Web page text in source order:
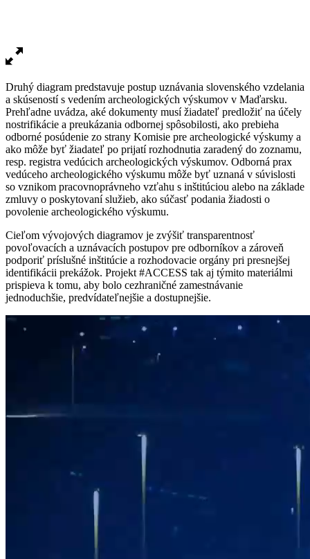
Druhý diagram predstavuje postup uznávania slovenského vzdelania
a skúseností s vedením archeologických výskumov v Maďarsku.
Prehľadne uvádza, aké dokumenty musí žiadateľ predložiť na účely
nostrifikácie a preukázania odbornej spôsobilosti, ako prebieha
odborné posúdenie zo strany Komisie pre archeologické výskumy a
ako môže byť žiadateľ po prijatí rozhodnutia zaradený do zoznamu,
resp. registra vedúcich archeologických výskumov. Odborná prax
vedúceho archeologického výskumu môže byť uznaná v súvislosti
so vznikom pracovnoprávneho vzťahu s inštitúciou alebo na základe
zmluvy o poskytovaní služieb, ako súčasť podania žiadosti o
povolenie archeologického výskumu.
Cieľom vývojových diagramov je zvýšiť transparentnosť
povoľovacích a uznávacích postupov pre odborníkov a zároveň
podporiť príslušné inštitúcie a rozhodovacie orgány pri presnejšej
identifikácii prekážok. Projekt #ACCESS tak aj týmito materiálmi
prispieva k tomu, aby bolo cezhraničné zamestnávanie
jednoduchšie, predvídateľnejšie a dostupnejšie.